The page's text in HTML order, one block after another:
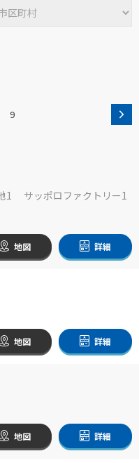
9
1 サッポロファクトリー1
地図 詳細
地図 詳細
地図 詳細